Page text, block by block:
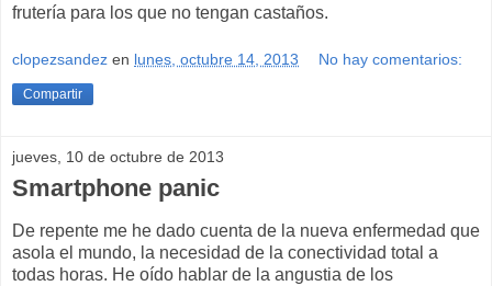
frutería para los que no tengan castaños.
clopezsandez en lunes, octubre 14, 2013 No hay comentarios:
Compartir
jueves, 10 de octubre de 2013
Smartphone panic
De repente me he dado cuenta de la nueva enfermedad que
asola el mundo, la necesidad de la conectividad total a
todas horas. He oído hablar de la angustia de los